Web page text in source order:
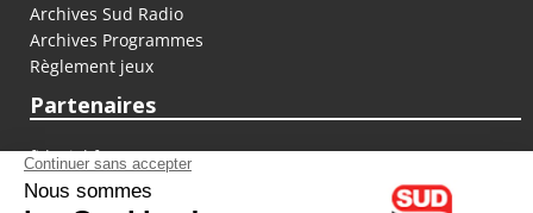
Archives Sud Radio
Archives Programmes
Règlement jeux
Partenaires
fiducial.fr
lyoncapitale.fr